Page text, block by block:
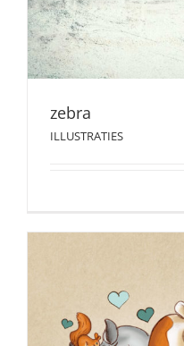
zebra
ILLUSTRATIES